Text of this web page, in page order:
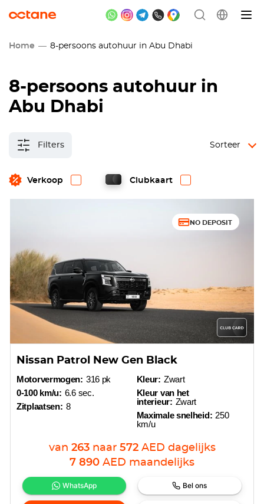
Home 8-persoons autohuur in Abu Dhabi
8-persoons autohuur in
Abu Dhabi
Filters
Verkoop Clubkaart
Sorteer
NO DEPOSIT
Nissan Patrol New Gen Black
Motorvermogen: 316 pk
0-100 km/u: 6.6 sec.
Zitplaatsen: 8
Kleur: Zwart
Kleur van het
interieur: Zwart
Maximale snelheid: 250
km/u
van 263 naar 572 AED dagelijks
7 890 AED maandelijks
WhatsApp Bel ons